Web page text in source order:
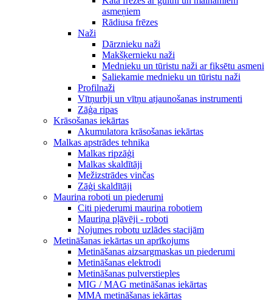
asmeņiem
Rādiusa frēzes
Naži
Dārznieku naži
Makšķernieku naži
Mednieku un tūristu naži ar fiksētu asmeni
Saliekamie mednieku un tūristu naži
Profilnaži
Vītņurbji un vītņu atjaunošanas instrumenti
Zāģa ripas
Krāsošanas iekārtas
Akumulatora krāsošanas iekārtas
Malkas apstrādes tehnika
Malkas ripzāģi
Malkas skaldītāji
Mežizstrādes vinčas
Zāģi skaldītāji
Mauriņa roboti un piederumi
Citi piederumi mauriņa robotiem
Mauriņa pļāvēji - roboti
Nojumes robotu uzlādes stacijām
Metināšanas iekārtas un aprīkojums
Metināšanas aizsargmaskas un piederumi
Metināšanas elektrodi
Metināšanas pulverstieples
MIG / MAG metināšanas iekārtas
MMA metināšanas iekārtas